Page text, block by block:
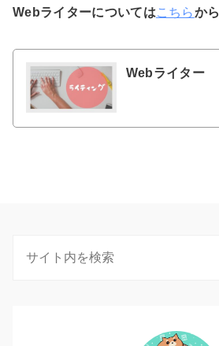
Webライターについてはこちらから
Webライター